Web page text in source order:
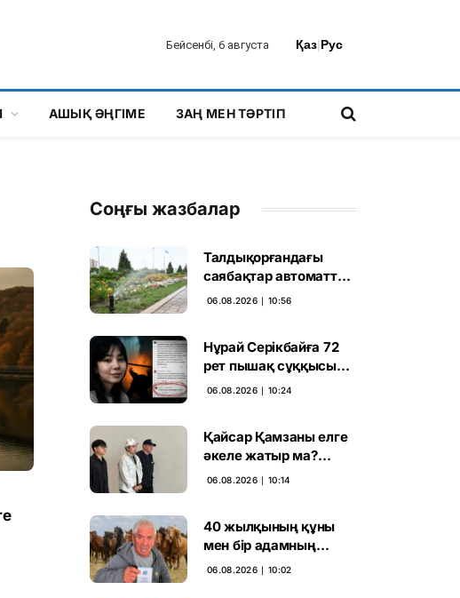
Бейсенбі, 6 августа Қаз|Рус
АШЫҚ ӘҢГІМЕ ЗАҢ МЕН ТӘРТІП
Соңғы жазбалар
Талдықорғандағы
саябақтар автоматты
жүйемен суарылады
06.08.2026 ∣ 10:56
Нұрай Серікбайға 72
рет пышақ сұққысы
келгенін жазған адам
06.08.2026 ∣ 10:24
Қайсар Қамзаны елге
әкеле жатыр ма?
Атышулы Блогер
06.08.2026 ∣ 10:14
40 жылқының құны
мен бір адамның
тағдыры: апелляция 7
06.08.2026 ∣ 10:02